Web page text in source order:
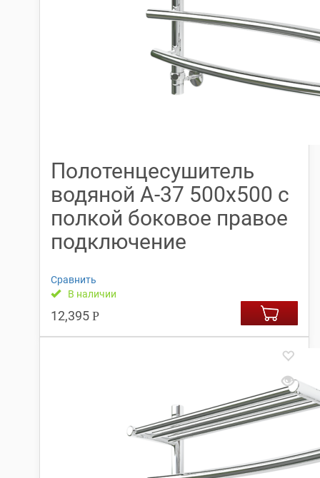
Полотенцесушитель
водяной А-37 500х500 с
полкой боковое правое
подключение
Сравнить
В наличии
12,395 Р